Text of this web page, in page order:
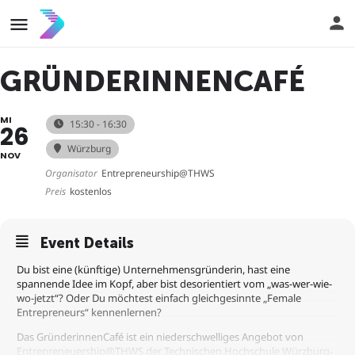
GRÜNDERINNENCAFÉ
MI
26
NOV
15:30 - 16:30
Würzburg
Organisator Entrepreneurship@THWS
Preis kostenlos
Event Details
Du bist eine (künftige) Unternehmensgründerin, hast eine
spannende Idee im Kopf, aber bist desorientiert vom „was-wer-wie-
wo-jetzt“? Oder Du möchtest einfach gleichgesinnte „Female
Entrepreneurs“ kennenlernen?
Das GründerinnenCafé ist ein niederschwelliges Angebot von
Entrepreneuership@THWS der Technischen Hochschule Würzburg-